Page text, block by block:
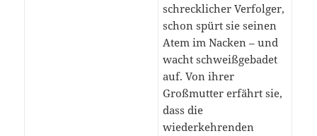
schrecklicher Verfolger,
schon spürt sie seinen
Atem im Nacken – und
wacht schweißgebadet
auf. Von ihrer
Großmutter erfährt sie,
dass die
wiederkehrenden